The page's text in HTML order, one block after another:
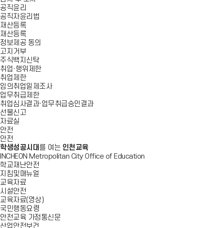
공직윤리
공직자윤리법
재산등록
재산등록
정보제공 동의
고지거부
주식백지신탁
취업·행위제한
취업제한
임의취업일제조사
업무취급제한
취업심사결과·업무취급승인결과
선물신고
자료실
안전
안전
학생성공시대 를 여는 인천교육
INCHEON Metropolitan City Office of Education
학교재난안전
지침및매뉴얼
교육자료
시설안전
교육자료(영상)
국민행동요령
안전교육 가정통신문
산업안전보건